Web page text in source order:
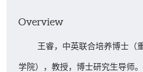
Overview
王睿，中英联合培养博士（
学院），教授，博士研究生导师